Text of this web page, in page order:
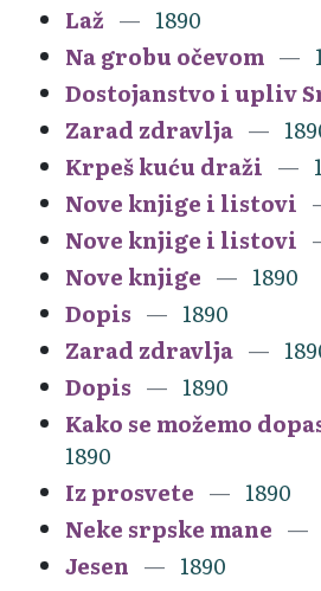
Laž
1890
Na grobu očevom
Dostojanstvo i upliv
Zarad zdravlja
Krpeš kuću draži
Nove knjige i listovi
Nove knjige i listovi
Nove knjige
1890
Dopis
1890
Zarad zdravlja
Dopis
1890
Kako se možemo
1890
Iz prosvete
1890
Neke srpske mane
Jesen
1890